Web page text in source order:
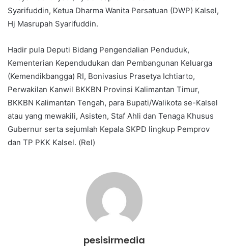
Syarifuddin, Ketua Dharma Wanita Persatuan (DWP) Kalsel,
Hj Masrupah Syarifuddin.
Hadir pula Deputi Bidang Pengendalian Penduduk,
Kementerian Kependudukan dan Pembangunan Keluarga
(Kemendikbangga) RI, Bonivasius Prasetya Ichtiarto,
Perwakilan Kanwil BKKBN Provinsi Kalimantan Timur,
BKKBN Kalimantan Tengah, para Bupati/Walikota se-Kalsel
atau yang mewakili, Asisten, Staf Ahli dan Tenaga Khusus
Gubernur serta sejumlah Kepala SKPD lingkup Pemprov
dan TP PKK Kalsel. (Rel)
pesisirmedia